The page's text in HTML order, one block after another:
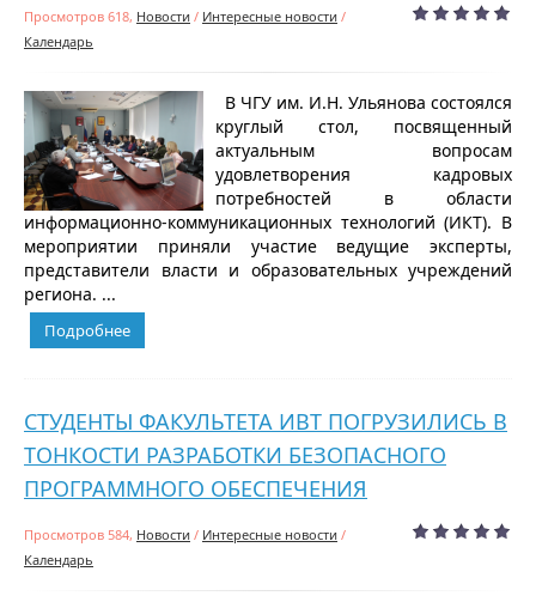
Просмотров 618, Новости / Интересные новости /
Календарь
В ЧГУ им. И.Н. Ульянова состоялся
круглый стол, посвященный
актуальным вопросам
удовлетворения кадровых
потребностей в области
информационно-коммуникационных технологий (ИКТ). В
мероприятии приняли участие ведущие эксперты,
представители власти и образовательных учреждений
региона. ...
Подробнее
СТУДЕНТЫ ФАКУЛЬТЕТА ИВТ ПОГРУЗИЛИСЬ В
ТОНКОСТИ РАЗРАБОТКИ БЕЗОПАСНОГО
ПРОГРАММНОГО ОБЕСПЕЧЕНИЯ
Просмотров 584, Новости / Интересные новости /
Календарь